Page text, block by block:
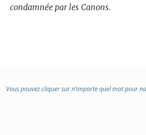
condamnée par les Canons.
Vous pouvez cliquer sur n’importe quel mot pour